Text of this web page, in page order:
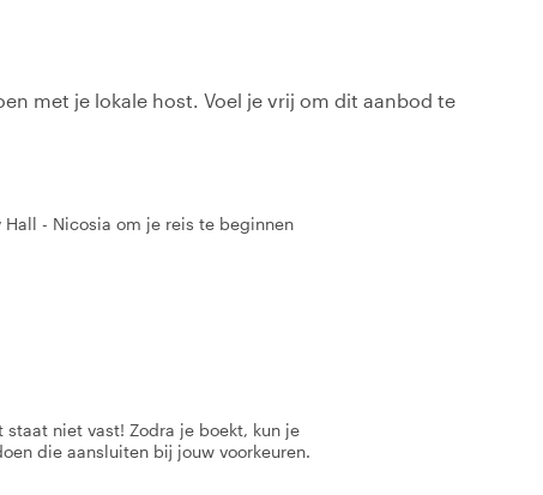
met je lokale host. Voel je vrij om dit aanbod te
- Nicosia om je reis te beginnen
staat niet vast! Zodra je boekt, kun je
die aansluiten bij jouw voorkeuren.